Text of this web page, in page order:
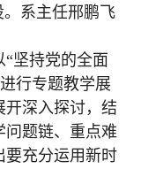
。系主任邢鹏飞
坚持党的全面
行专题教学展
开深入探讨，结
问题链、重点难
要充分运用新时